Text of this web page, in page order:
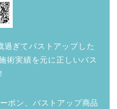
過ぎてバストアップした
術実績を元に正しいバス
ポン、バストアップ商品